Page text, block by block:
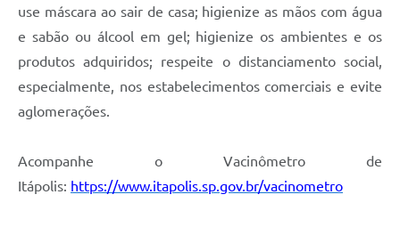
use máscara ao sair de casa; higienize as mãos com água
e sabão ou álcool em gel; higienize os ambientes e os
produtos adquiridos; respeite o distanciamento social,
especialmente, nos estabelecimentos comerciais e evite
aglomerações.
Acompanhe o Vacinômetro de
Itápolis: https://www.itapolis.sp.gov.br/vacinometro